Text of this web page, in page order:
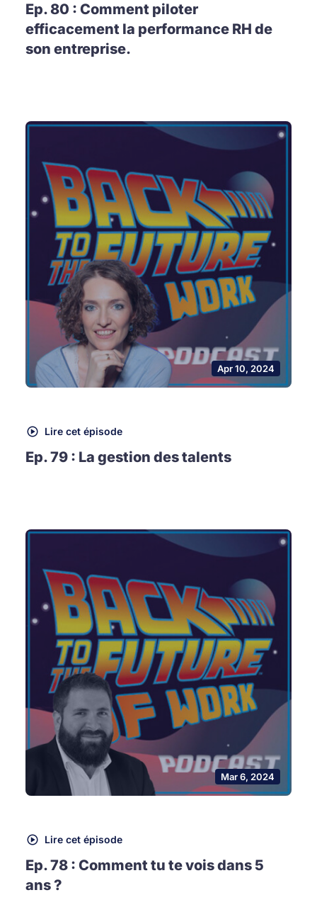
Ep. 80 : Comment piloter
efficacement la performance RH de
son entreprise.
Apr 10, 2024
Lire cet épisode
Ep. 79 : La gestion des talents
Mar 6, 2024
Lire cet épisode
Ep. 78 : Comment tu te vois dans 5
ans ?